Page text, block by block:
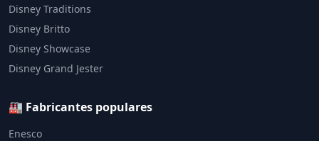
Disney Traditions
Disney Britto
Disney Showcase
Disney Grand Jester
🏭 Fabricantes populares
Enesco